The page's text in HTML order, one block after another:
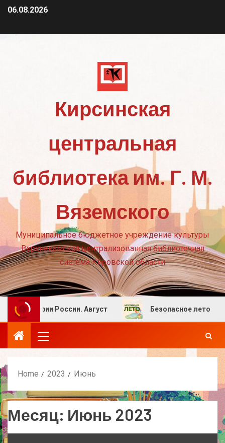
06.08.2026
Кирсинская
центральная
библиотека им. Г. М.
Вяземского
Муниципальное бюджетное учреждение культуры
Верхнекамская централизованная библиотечная
система Кировской области
России. Август Безопасное лето
Home 2023 Июнь
Месяц: Июнь 2023